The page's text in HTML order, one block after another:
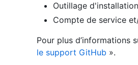
Outillage
Compte de service
Pour plus d’informations
le support GitHub ».